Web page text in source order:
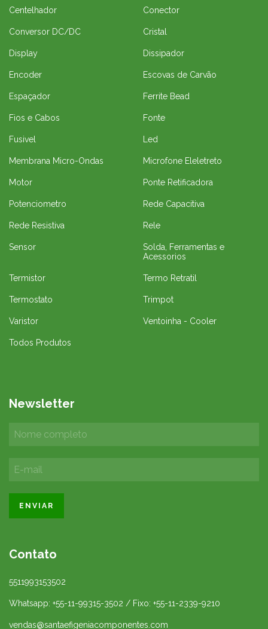
Centelhador Conector
Conversor DC/DC Cristal
Display Dissipador
Encoder Escovas de Carvão
Espaçador Ferrite Bead
Fios e Cabos Fonte
Fusivel Led
Membrana Micro-Ondas Microfone Eleletreto
Motor Ponte Retificadora
Potenciometro Rede Capacitiva
Rede Resistiva Rele
Sensor
Solda, Ferramentas e
Acessorios
Termistor Termo Retratil
Termostato Trimpot
Varistor Ventoinha - Cooler
Todos Produtos
Newsletter
Contato
5511993153502
Whatsapp: +55-11-99315-3502 / Fixo: +55-11-2339-9210
vendas@santaefigeniacomponentes.com